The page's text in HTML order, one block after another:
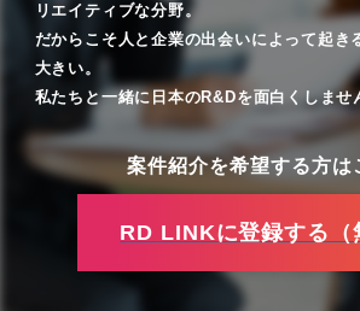
リエイティブな分野。
だからこそ人と企業の出会いによって起き
大きい。
私たちと一緒に日本のR&Dを面白くしませ
案件紹介を希望する方は
RD LINKに登録する（